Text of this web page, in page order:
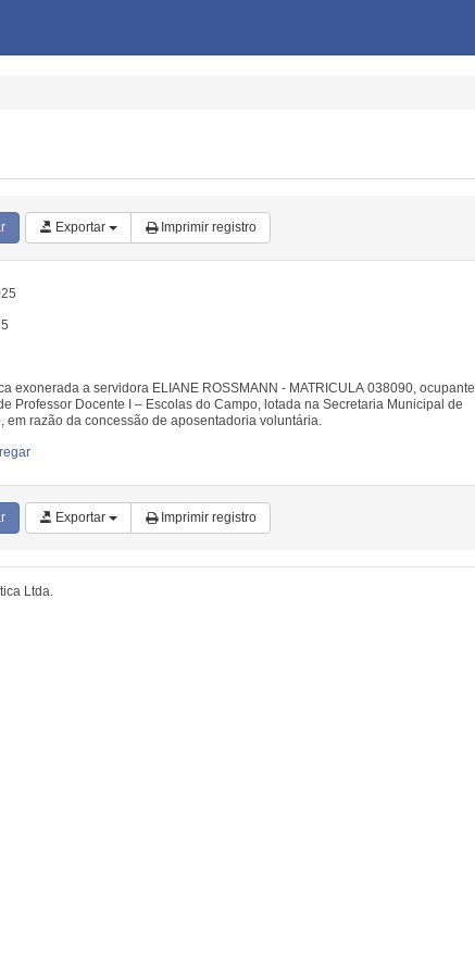
Exportar Imprimir registro
exonerada a servidora ELIANE ROSSMANN - MATRICULA 038090, ocupante
Professor Docente I – Escolas do Campo, lotada na Secretaria Municipal de
em razão da concessão de aposentadoria voluntária.
Exportar Imprimir registro
Ltda.